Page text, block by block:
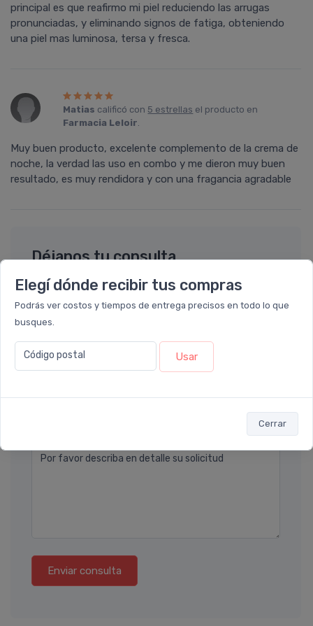
Elegí dónde recibir tus compras
Podrás ver costos y tiempos de entrega precisos en todo lo que
busques.
Código postal Usar
Cerrar
principal es que reafirmo mi piel reduciendo las arrugas
pronunciadas, y eliminando signos de fatiga, obteniendo
una piel mas luminosa, tersa y fresca.
Matias calificó con 5 estrellas el producto en
Farmacia Leloir.
Muy buen producto, excelente complemento de la crema de
noche, la verdad las uso en combo y me dieron muy buen
resultado, es muy rendidora y con una fragancia agradable
Déjanos tu consulta
Nombre completo* (ej. Diego Lopez)
Por favor describa en detalle su solicitud
Enviar consulta